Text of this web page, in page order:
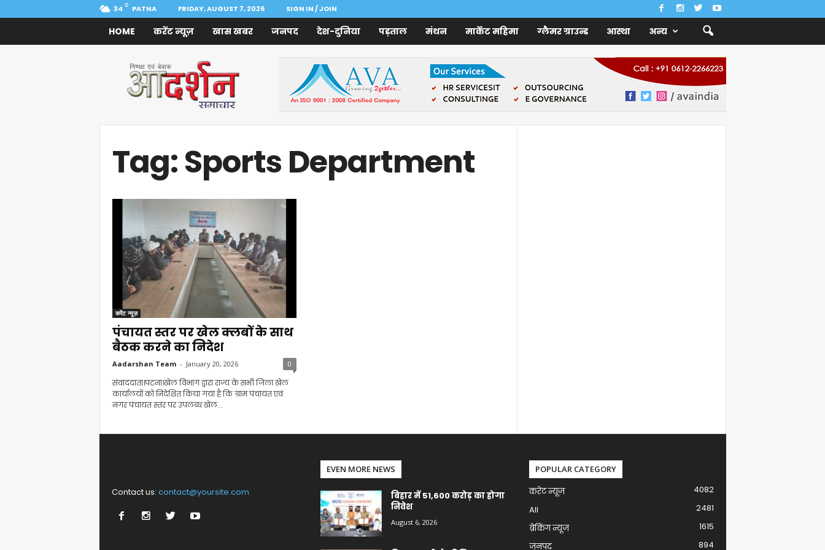
34 C PATNA FRIDAY, AUGUST 7, 2026 SIGN IN / JOIN
HOME करेंट न्यूज़ खास खबर जनपद देश-दुनिया पड़ताल मंथन मार्केट महिमा ग्लैमर ग्राउन्ड आस्था अन्य
Samachar
Tag: Sports Department
करेंट न्यूज़
पंचायत स्तर पर खेल क्लबों के साथ
बैठक करने का निदेश
Aadarshan Team - January 20, 2026 0
संवाददाता।पटना।खेल विभाग द्वारा राज्य के सभी जिला खेल
कार्यालयों को निदेशित किया गया है कि ग्राम पंचायत एवं
नगर पंचायत स्तर पर उपलब्ध खेल...
Contact us: contact@yoursite.com
EVEN MORE NEWS
बिहार में 51,600 करोड़ का होगा
निवेश
August 6, 2026
POPULAR CATEGORY
करेंट न्यूज़
4082
All
2481
ब्रेकिंग न्यूज
1615
जनपद
894